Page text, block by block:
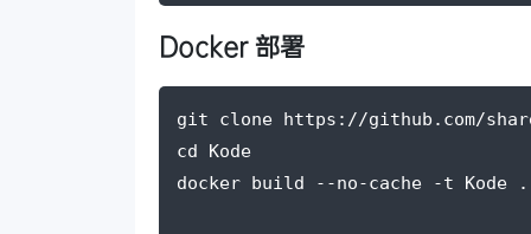
Docker 部署
git clone https://github.com/
cd Kode
docker build --no-cache -t Kode .